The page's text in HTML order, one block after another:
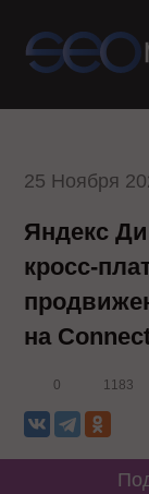
25 Ноября
Яндекс
кросс-
на
0 1183